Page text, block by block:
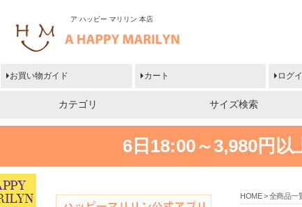
ア ハッピー マリリン 本店
お買い物ガイド カート ログ
カテゴリ サイズ検索
6日18:00～3,980円以
HOME 全商品一